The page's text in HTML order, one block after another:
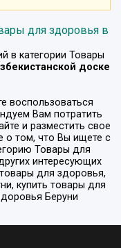
для здоровья в
в категории Товары
доске
воспользоваться
Вам потратить
и разместить свое
о том, что Вы ищете с
Товары для
интересующих
для здоровья,
купить товары для
Беруни